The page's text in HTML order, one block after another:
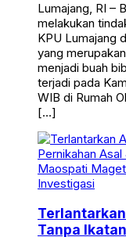
Lumajang, RI –
melakukan
KPU Lumajang
yang
menjadi buah
terjadi pada
WIB di Rumah
[…]
Investigasi
Tanpa